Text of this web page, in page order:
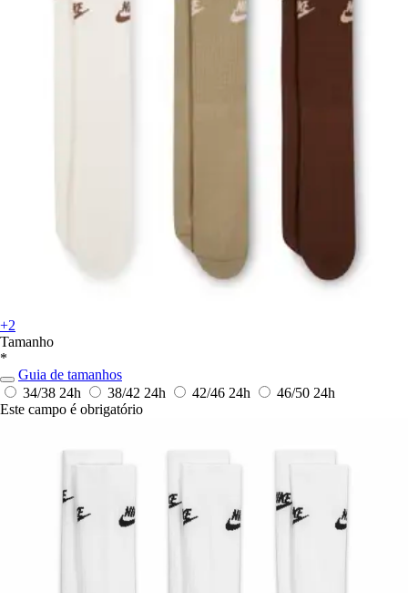
+2
Tamanho
*
Guia de tamanhos
34/38 24h 38/42 24h 42/46 24h 46/50 24h
Este campo é obrigatório